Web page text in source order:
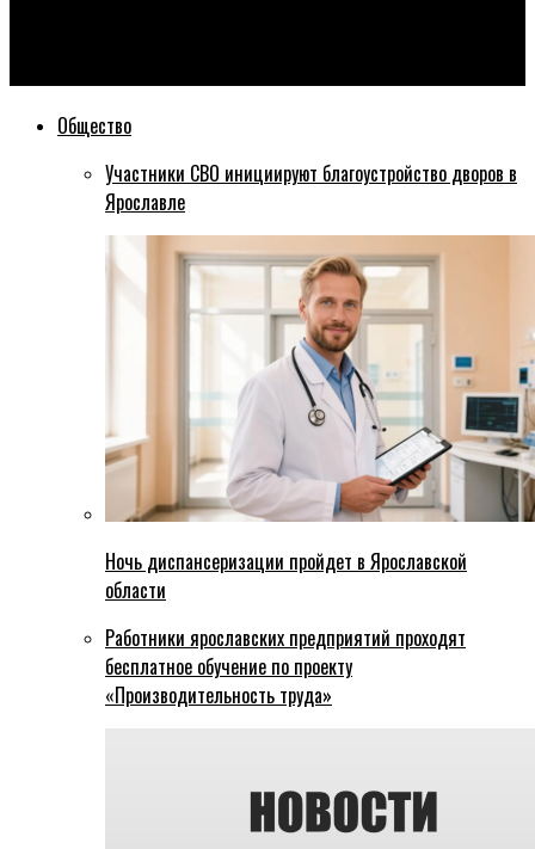
Общество
Участники СВО инициируют благоустройство дворов в
Ярославле
Ночь диспансеризации пройдет в Ярославской
области
Работники ярославских предприятий проходят
бесплатное обучение по проекту
«Производительность труда»